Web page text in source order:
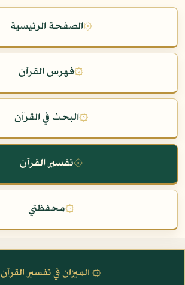
۞الصفحة الرئيسية
۞فهرس القرآن
۞البحث في القرآن
۞تفسير القرآن
۞محفظتي
۞ الميزان في تفسير القرآن